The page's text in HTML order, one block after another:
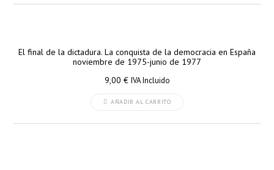
El final de la dictadura. La conquista de la democracia en España
noviembre de 1975-junio de 1977
9,00 € IVA Incluido
AÑADIR AL CARRITO